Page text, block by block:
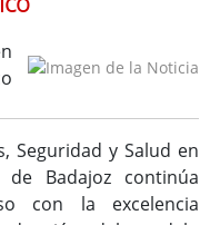
Seguridad y Salud en
Badajoz continúa
con la excelencia